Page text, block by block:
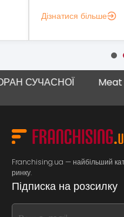
більше
СУЧАСНОЇ Meat
Franchising.ua — найбільший
ринку.
Підписка на розсилку
If